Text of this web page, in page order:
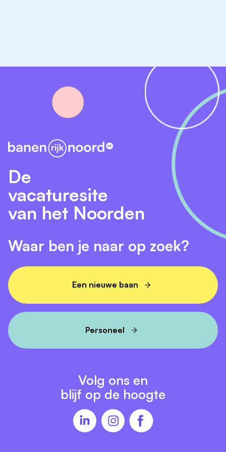
basis van een fulltime aanstelling conform de
Een aanstelling op basis van vervanging
(voorlopig tot aan de Kerstvakantie).
8% vakantietoeslag 8,33% eindejaarsuitkering
en indien van toepassing een oktobertoelage.
Een laptop om je optimaal te faciliteren in je
werk.
arbeidsongeschiktheid.
ziektekosten- en autoverzekering).
Opleidings- en ontwikkelingsmogelijkheden.
De
vacaturesite
van het Noorden
Waar ben je naar op zoek?
Een nieuwe baan
Personeel
Volg ons en
blijf op de hoogte